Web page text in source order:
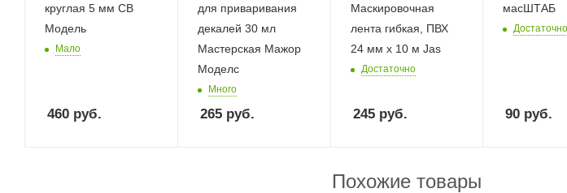
круглая 5 мм СВ
Модель
Мало
460 руб.
для приваривания
декалей 30 мл
Мастерская Мажор
Моделс
Много
265руб.
Маскировочная
лента гибкая, ПВХ
24 мм х 10 м Jas
Достаточно
245руб.
масШТАБ
Достаточно
90 руб.
Похожие товары